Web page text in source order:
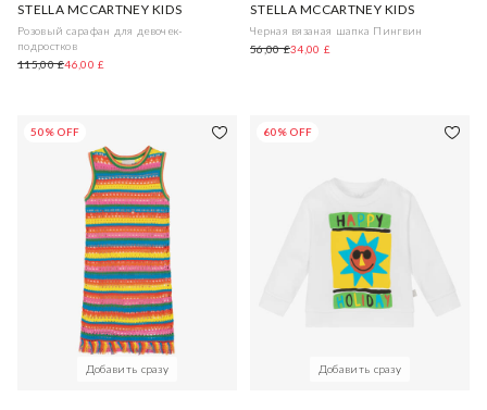
STELLA MCCARTNEY KIDS
Розовый сарафан для девочек-
подростков
115,00 £46,00 £
STELLA MCCARTNEY KIDS
Черная вязаная шапка Пингвин
56,00 £34,00 £
50% OFF
Добавить сразу
60% OFF
Добавить сразу